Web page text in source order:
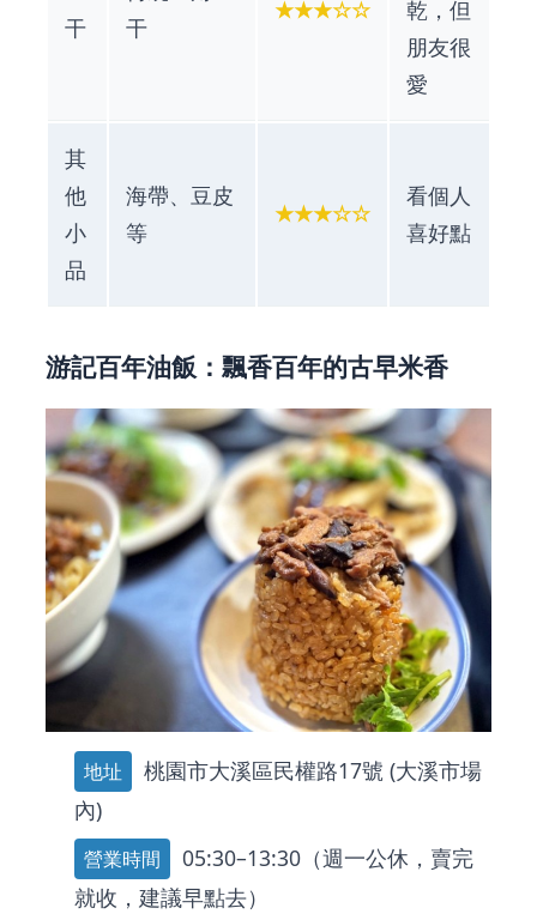
干
干
★★★☆☆
乾，但
朋友很
愛
其
他
小
品
海帶、豆皮
等
★★★☆☆
看個人
喜好點
游記百年油飯：飄香百年的古早米香
地址
桃園市大溪區民權路17號 (大溪市場
內)
營業時間
05:30–13:30（週一公休，賣完
就收，建議早點去）